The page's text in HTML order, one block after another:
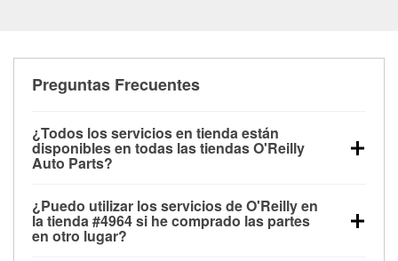
Preguntas Frecuentes
¿Todos los servicios en tienda están
disponibles en todas las tiendas O'Reilly
Auto Parts?
las pruebas de batería, pruebas de alternador y
motor de arranque, revisión de la luz “Check Engine”
con O'Reilly VeriScan® e instalación de
¿Puedo utilizar los servicios de O'Reilly en
la tienda #4964 si he comprado las partes
en otro lugar?